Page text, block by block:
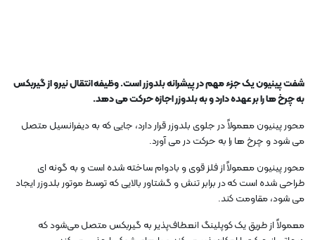
شفت پینیون یک جزء مهم در پیشرانه بلدوزر است. وظیفه انتقال نیرو از گیربکس
به چرخ ها را بر عهده دارد و به بلدوزر اجازه حرکت می دهد.
محور پینیون معمولاً در جلوی بلدوزر قرار دارد، جایی که به دیفرانسیل متصل
می شود و چرخ ها را به حرکت در می آورد.
محور پینیون معمولاً از فلز قوی و بادوام ساخته شده است و به گونه ای
طراحی شده است که در برابر تنش و گشتاور بالایی که توسط موتور بلدوزر ایجاد
می شود، مقاومت کند.
معمولاً از طریق یک کوپلینگ انعطاف‌پذیر به گیربکس متصل می‌شود که